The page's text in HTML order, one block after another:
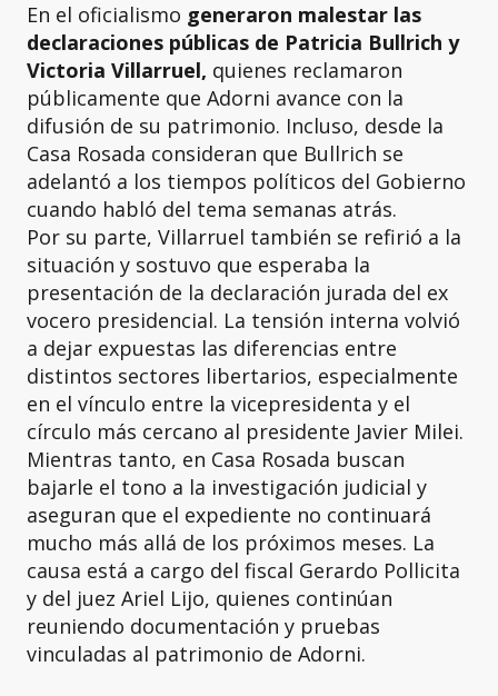
En el oficialismo generaron malestar las
declaraciones públicas de Patricia Bullrich y
Victoria Villarruel, quienes reclamaron
públicamente que Adorni avance con la
difusión de su patrimonio. Incluso, desde la
Casa Rosada consideran que Bullrich se
adelantó a los tiempos políticos del Gobierno
cuando habló del tema semanas atrás.
Por su parte, Villarruel también se refirió a la
situación y sostuvo que esperaba la
presentación de la declaración jurada del ex
vocero presidencial. La tensión interna volvió
a dejar expuestas las diferencias entre
distintos sectores libertarios, especialmente
en el vínculo entre la vicepresidenta y el
círculo más cercano al presidente Javier Milei.
Mientras tanto, en Casa Rosada buscan
bajarle el tono a la investigación judicial y
aseguran que el expediente no continuará
mucho más allá de los próximos meses. La
causa está a cargo del fiscal Gerardo Pollicita
y del juez Ariel Lijo, quienes continúan
reuniendo documentación y pruebas
vinculadas al patrimonio de Adorni.